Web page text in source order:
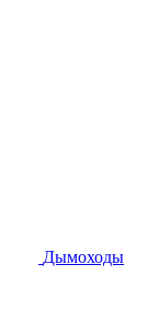
Дымоходы